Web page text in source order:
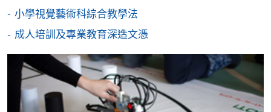
親身報名/郵遞
報讀新課程
凡以「先到先得」為取錄方式的課程，請填妥
SF26報名表，親往報名中心 或以郵遞方式連同學
小學視覺藝術科綜合教學法
成人培訓及專業教育深造文憑